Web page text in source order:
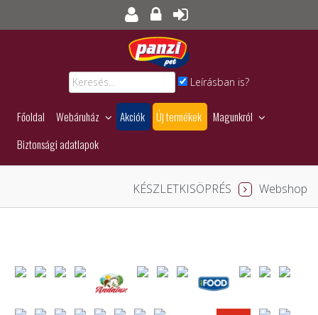
Leírásban is?
Főoldal Webáruház Akciók Új termékek
Magunkról
Biztonsági adatlapok
Webshop
KÉSZLETKISÖPRÉS